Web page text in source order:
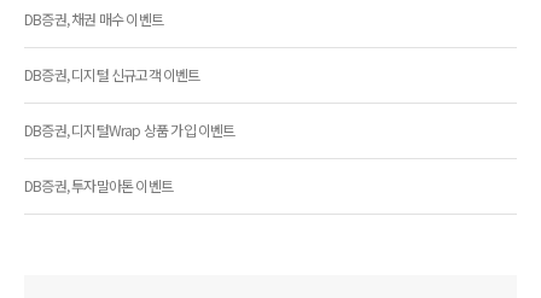
DB증권, 채권 매수 이벤트
DB증권, 디지털 신규고객 이벤트
DB증권, 디지털Wrap 상품 가입 이벤트
DB증권, 투자말아톤 이벤트